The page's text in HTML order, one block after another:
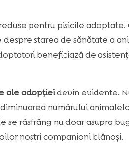
pentru pisicile adoptate.
starea de sănătate a
beneficiază de
ale adopțieidevin evidente.
numărului
răsfrâng nu doar asupra
noștri companioni blănoși.